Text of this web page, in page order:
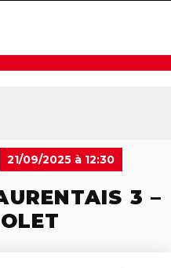
21/09/2025 à 12:30
3 –